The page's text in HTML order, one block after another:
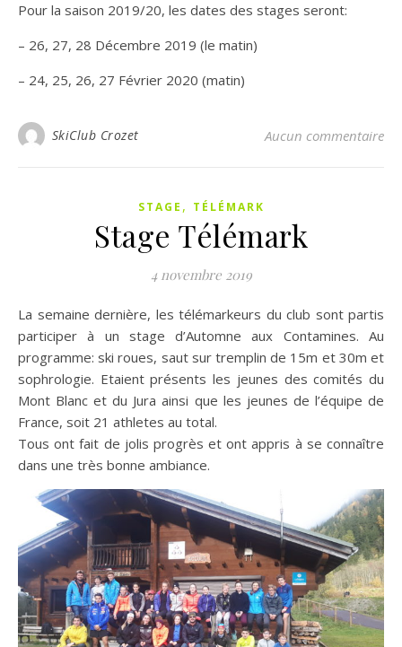
Pour la saison 2019/20, les dates des stages seront:
– 26, 27, 28 Décembre 2019 (le matin)
– 24, 25, 26, 27 Février 2020 (matin)
SkiClub Crozet Aucun commentaire
STAGE , TÉLÉMARK
Stage Télémark
4 novembre 2019
La semaine dernière, les télémarkeurs du club sont partis
participer à un stage d’Automne aux Contamines. Au
programme: ski roues, saut sur tremplin de 15m et 30m et
sophrologie. Etaient présents les jeunes des comités du
Mont Blanc et du Jura ainsi que les jeunes de l’équipe de
France, soit 21 athletes au total.
Tous ont fait de jolis progrès et ont appris à se connaître
dans une très bonne ambiance.